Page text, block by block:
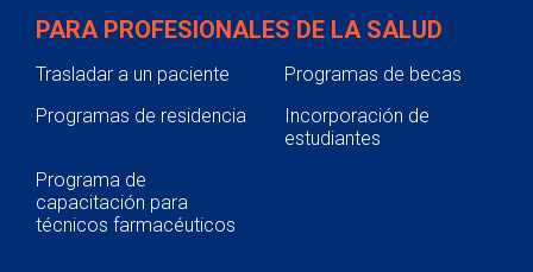
PARA PROFESIONALES DE LA SALUD
Trasladar a un paciente
Programas de becas
Programas de residencia
Incorporación de
estudiantes
Programa de
capacitación para
técnicos farmacéuticos